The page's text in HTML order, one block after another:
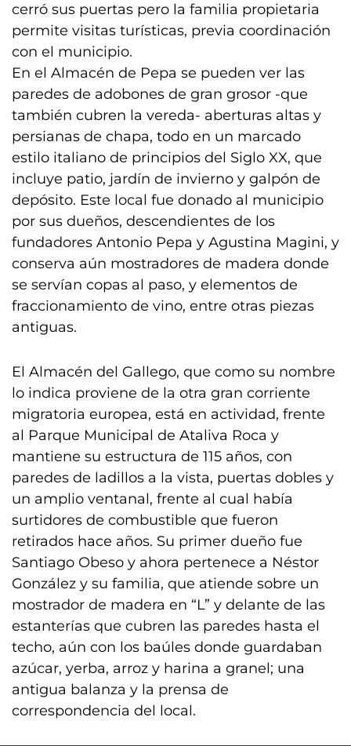
cerró sus puertas pero la familia propietaria
permite visitas turísticas, previa coordinación
con el municipio.
En el Almacén de Pepa se pueden ver las
paredes de adobones de gran grosor -que
también cubren la vereda- aberturas altas y
persianas de chapa, todo en un marcado
estilo italiano de principios del Siglo XX, que
incluye patio, jardín de invierno y galpón de
depósito. Este local fue donado al municipio
por sus dueños, descendientes de los
fundadores Antonio Pepa y Agustina Magini, y
conserva aún mostradores de madera donde
se servían copas al paso, y elementos de
fraccionamiento de vino, entre otras piezas
antiguas.
El Almacén del Gallego, que como su nombre
lo indica proviene de la otra gran corriente
migratoria europea, está en actividad, frente
al Parque Municipal de Ataliva Roca y
mantiene su estructura de 115 años, con
paredes de ladillos a la vista, puertas dobles y
un amplio ventanal, frente al cual había
surtidores de combustible que fueron
retirados hace años. Su primer dueño fue
Santiago Obeso y ahora pertenece a Néstor
González y su familia, que atiende sobre un
mostrador de madera en “L” y delante de las
estanterías que cubren las paredes hasta el
techo, aún con los baúles donde guardaban
azúcar, yerba, arroz y harina a granel; una
antigua balanza y la prensa de
correspondencia del local.